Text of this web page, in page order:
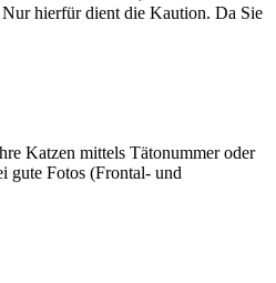
hierfür dient die Kaution. Da Sie
Katzen mittels Tätonummer oder
gute Fotos (Frontal- und